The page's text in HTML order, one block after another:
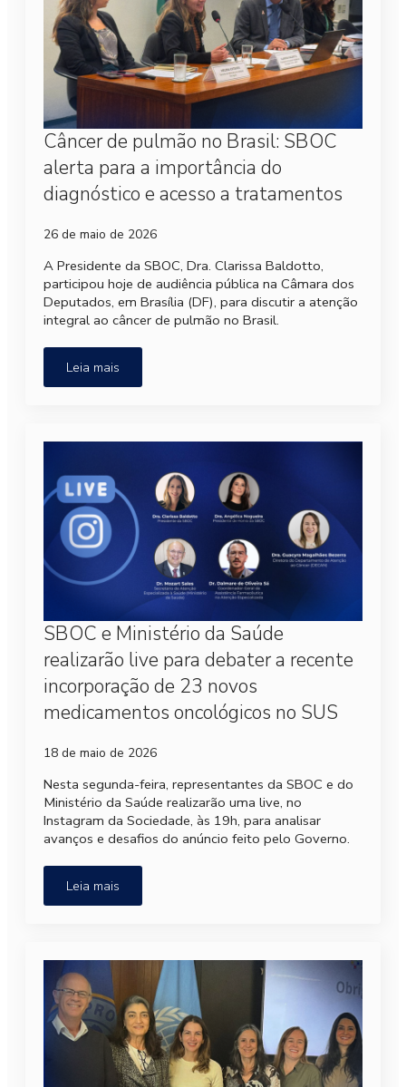
Câncer de pulmão no Brasil: SBOC
alerta para a importância do
diagnóstico e acesso a tratamentos
26 de maio de 2026
A Presidente da SBOC, Dra. Clarissa Baldotto,
participou hoje de audiência pública na Câmara dos
Deputados, em Brasília (DF), para discutir a atenção
integral ao câncer de pulmão no Brasil.
Leia mais
SBOC e Ministério da Saúde
realizarão live para debater a recente
incorporação de 23 novos
medicamentos oncológicos no SUS
18 de maio de 2026
Nesta segunda-feira, representantes da SBOC e do
Ministério da Saúde realizarão uma live, no
Instagram da Sociedade, às 19h, para analisar
avanços e desafios do anúncio feito pelo Governo.
Leia mais